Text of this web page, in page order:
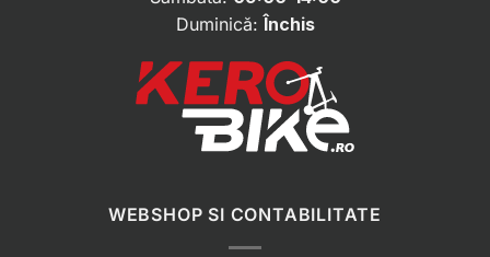
Duminică: Închis
WEBSHOP SI CONTABILITATE